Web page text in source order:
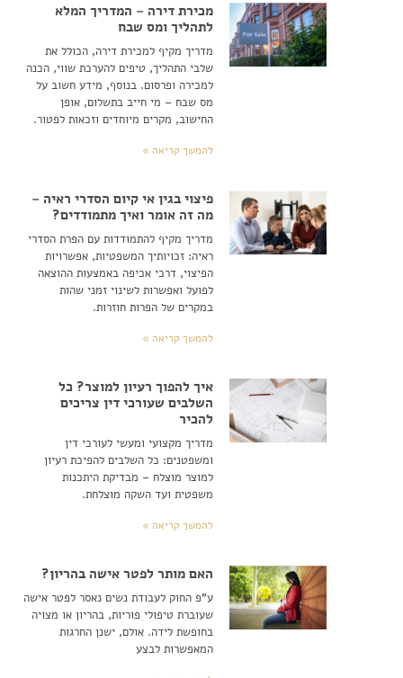
מכירת דירה – המדריך המלא
לתהליך ומס שבח
מדריך מקיף למכירת דירה, הכולל את
שלבי התהליך, טיפים להערכת שווי, הכנה
למכירה ופרסום. בנוסף, מידע חשוב על
מס שבח – מי חייב בתשלום, אופן
החישוב, מקרים מיוחדים וזכאות לפטור.
להמשך קריאה »
פיצוי בגין אי קיום הסדרי ראיה –
מה זה אומר ואיך מתמודדים?
מדריך מקיף להתמודדות עם הפרת הסדרי
ראיה: זכויותיך המשפטיות, אפשרויות
הפיצוי, דרכי אכיפה באמצעות ההוצאה
לפועל ואפשרות לשינוי זמני שהות
במקרים של הפרות חוזרות.
להמשך קריאה »
איך להפוך רעיון למוצר? כל
השלבים שעורכי דין צריכים
להכיר
מדריך מקצועי ומעשי לעורכי דין
ומשפטנים: כל השלבים להפיכת רעיון
למוצר מוצלח – מבדיקת היתכנות
משפטית ועד השקה מוצלחת.
להמשך קריאה »
האם מותר לפטר אישה בהריון?
ע"פ החוק לעבודת נשים נאסר לפטר אישה
שעוברת טיפולי פוריות, בהריון או מצויה
בחופשת לידה. אולם, ישנן החרגות
המאפשרות לבצע